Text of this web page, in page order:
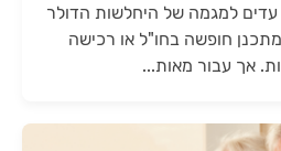
למגמה של היחלשות הדולר
חופשה בחו"ל או רכישה
אך עבור מאות...